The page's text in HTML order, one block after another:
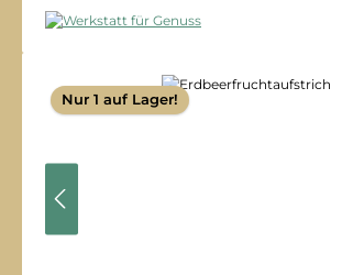
Bildergalerie überspringen
Nur 1 auf Lager!